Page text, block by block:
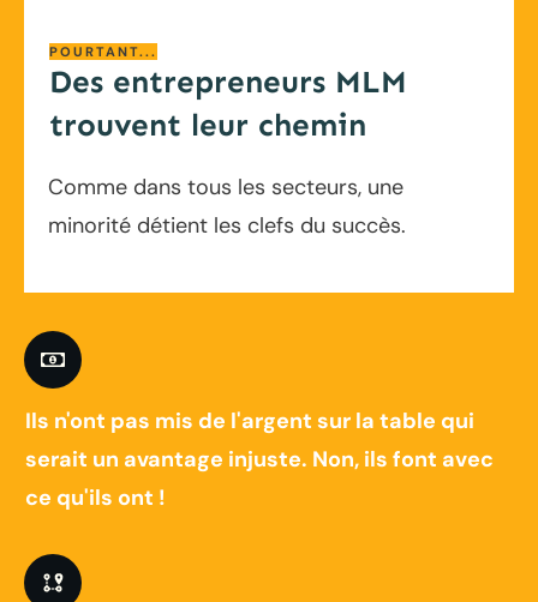
POURTANT...
Des entrepreneurs MLM
trouvent leur chemin
Comme dans tous les secteurs, une
minorité détient les clefs du succès.
Ils n'ont pas mis de l'argent sur la table qui
serait un avantage injuste. Non, ils font avec
ce qu'ils ont !